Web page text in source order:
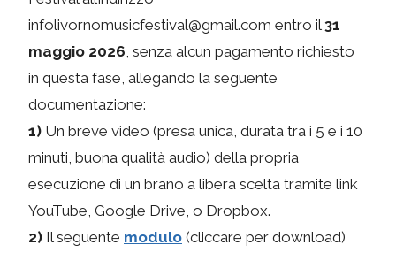
infolivornomusicfestival@gmail.com entro il 31
maggio 2026 , senza alcun pagamento richiesto
in questa fase, allegando la seguente
documentazione:
1) Un breve video (presa unica, durata tra i 5 e i 10
minuti, buona qualità audio) della propria
esecuzione di un brano a libera scelta tramite link
YouTube, Google Drive, o Dropbox.
2) Il seguente modulo (cliccare per download)